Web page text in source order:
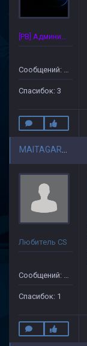
[PB] Администратор
Сообщений: 34
Спасибок: 3
Любитель CS
Сообщений: 110
Спасибок: 1